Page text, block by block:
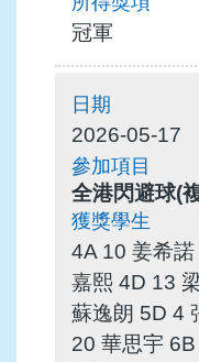
冠軍
2026-05-17
全港閃避球(
4A 10 姜希
嘉熙 4D 13
蘇逸朗 5D 4
20 華思宇